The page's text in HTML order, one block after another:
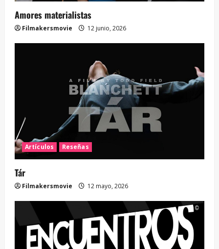
Amores materialistas
Filmakersmovie 12 junio, 2026
Artículos Reseñas
Tár
Filmakersmovie 12 mayo, 2026